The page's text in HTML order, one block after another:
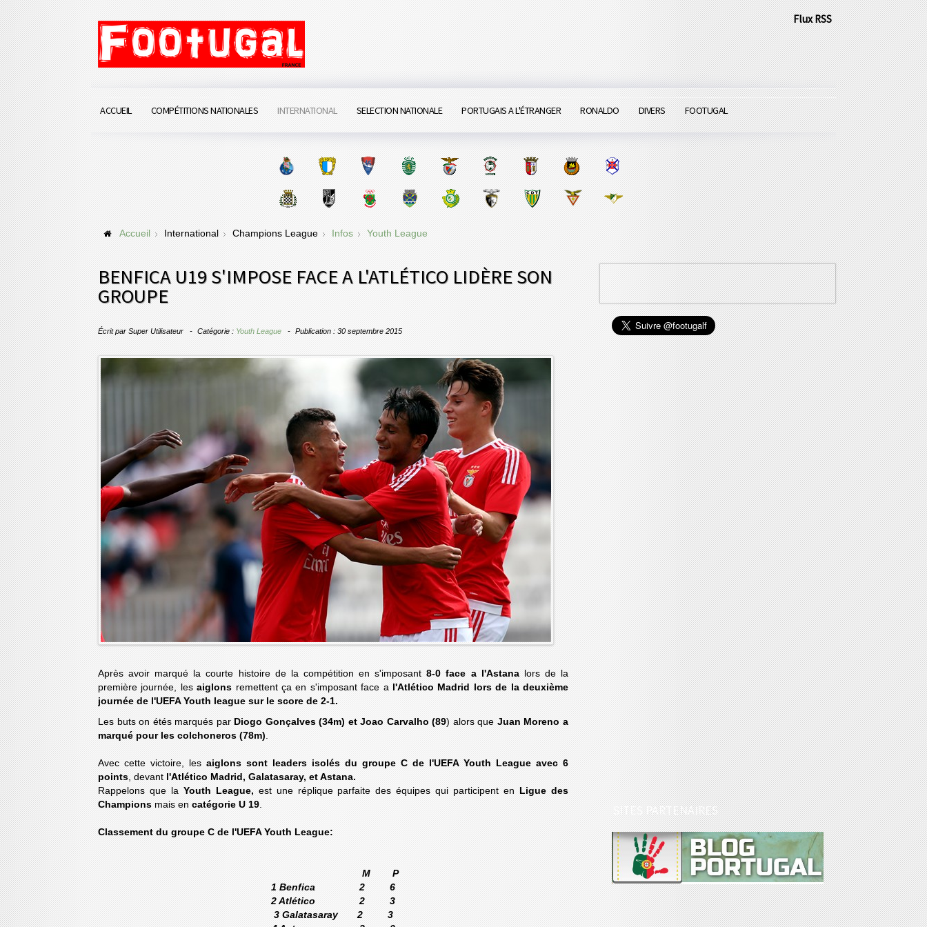
Flux RSS
ACCUEIL COMPÉTITIONS NATIONALES INTERNATIONAL SELECTION NATIONALE PORTUGAIS A L'ÉTRANGER RONALDO DIVERS FOOTUGAL
Accueil International Champions League Infos Youth League
BENFICA U19 S'IMPOSE FACE A L'ATLÉTICO LIDÈRE SON
GROUPE
Écrit par Super Utilisateur Catégorie : Youth League Publication : 30 septembre 2015
Après avoir marqué la courte histoire de la compétition en s'imposant 8-0 face a l'Astanalors de la
première journée, lesaiglons remettent ça en s'imposant face a l'Atlético Madrid lors de la deuxième
journée de l'UEFA Youth league sur le score de 2-1.
Les buts on étés marqués parDiogo Gonçalves (34m) et Joao Carvalho (89) alors que Juan Moreno a
marqué pour les colchoneros (78m).
Avec cette victoire, les aiglons sont leaders isolés du groupe C de l'UEFA Youth League avec 6
points, devant l'Atlético Madrid, Galatasaray, et Astana.
Rappelons que la Youth League, est une réplique parfaite des équipes qui participent en
Ligue des
Champions mais en catégorie U 19.
Classement du groupe C de l'UEFA Youth League:
M P
1 Benfica 2 6
2 Atlético 2 3
3 Galatasaray 2 3
SITES PARTENAIRES